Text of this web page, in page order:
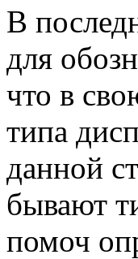
В
для
что в
типа
данной
бывают
помоч